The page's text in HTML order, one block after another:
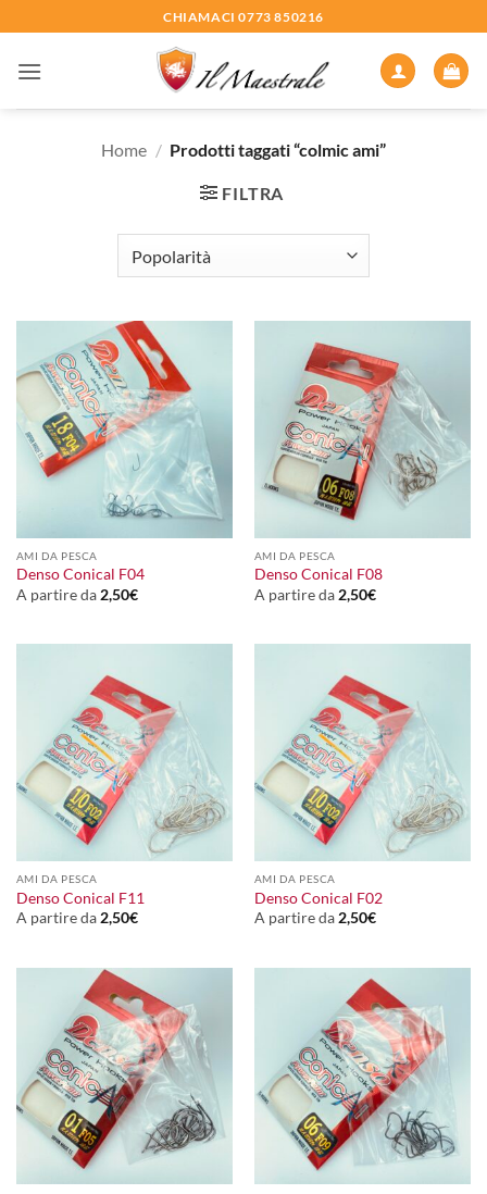
ai
contenuti
CHIAMACI 0773 850216
Home / Prodotti taggati “colmic ami”
FILTRA
AMI DA PESCA
Denso Conical F04
A partire da 2,50€
AMI DA PESCA
Denso Conical F08
A partire da 2,50€
AMI DA PESCA
Denso Conical F11
A partire da 2,50€
AMI DA PESCA
Denso Conical F02
A partire da 2,50€